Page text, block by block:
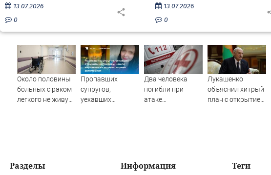
13.07.2026
0
13.07.2026
0
Около половины
больных с раком
легкого не живут
Пропавших
супругов,
уехавших
Два человека
погибли при
атаке
Лукашенко
объяснил хитрый
план с открытием
Теги
Разделы Информация